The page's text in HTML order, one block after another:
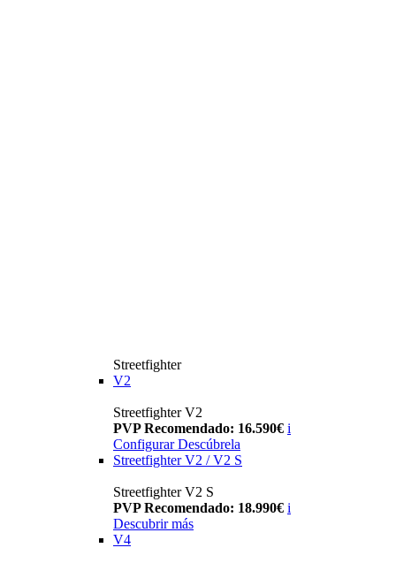
Streetfighter
V2
Streetfighter V2
PVP Recomendado: 16.590€ i
Configurar Descúbrela
Streetfighter V2 / V2 S
Streetfighter V2 S
PVP Recomendado: 18.990€ i
Descubrir más
V4